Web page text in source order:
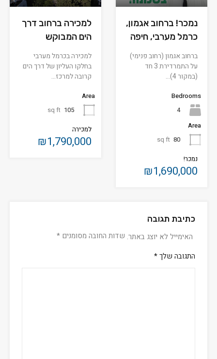
נמכר! ברחוב אגמון,
כרמל מערבי, חיפה
ברחוב אגמון (רחוב פנימי)
על התמרדירת 3 חד
(במקור 4)…
Bedrooms
4
Area
80
sq ft
נמכר!
₪1,690,000
למכירה ברחוב דרך
הים המבוקש
למכירה בכרמל מערבי
בחלקו העליון של דרך הים
קרובה למרכז…
Area
105
sq ft
למכירה
₪1,790,000
כתיבת תגובה
האימייל לא יוצג באתר. שדות החובה מסומנים *
התגובה שלך*